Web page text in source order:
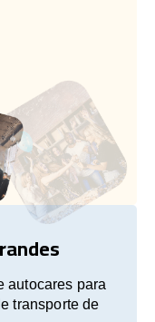
autocares para
transporte de